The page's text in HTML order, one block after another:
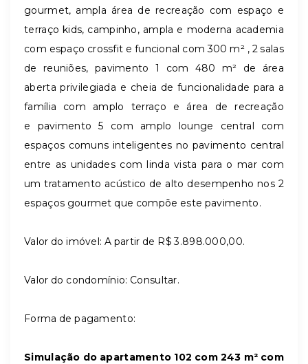
gourmet, ampla área de recreação com espaço e
terraço kids, campinho, ampla e moderna academia
com espaço crossfit e funcional com 300 m² , 2 salas
de reuniões, pavimento 1 com 480 m² de área
aberta privilegiada e cheia de funcionalidade para a
família com amplo terraço e área de recreação
e pavimento 5 com amplo lounge central com
espaços comuns inteligentes no pavimento central
entre as unidades com linda vista para o mar com
um tratamento acústico de alto desempenho nos 2
espaços gourmet que compõe este pavimento.
Valor do imóvel: A partir de R$ 3.898.000,00.
Valor do condomínio: Consultar.
Forma de pagamento:
Simulação do apartamento 102 com 243 m² com